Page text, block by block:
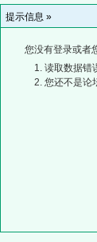
提示信息 »
您没有登录或者
读取数据错
您还不是论